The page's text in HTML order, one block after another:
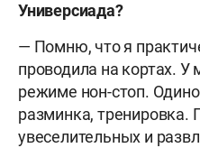
Универсиада?
— Помню, что я
проводила на кортах. У
режиме нон-стоп.
разминка, тренировка.
увеселительных и